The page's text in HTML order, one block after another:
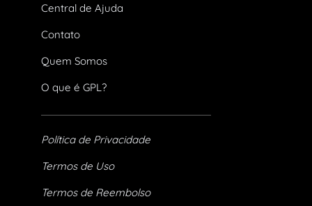
Central de Ajuda
Contato
Quem Somos
O que é GPL?
Política de Privacidade
Termos de Uso
Termos de Reembolso